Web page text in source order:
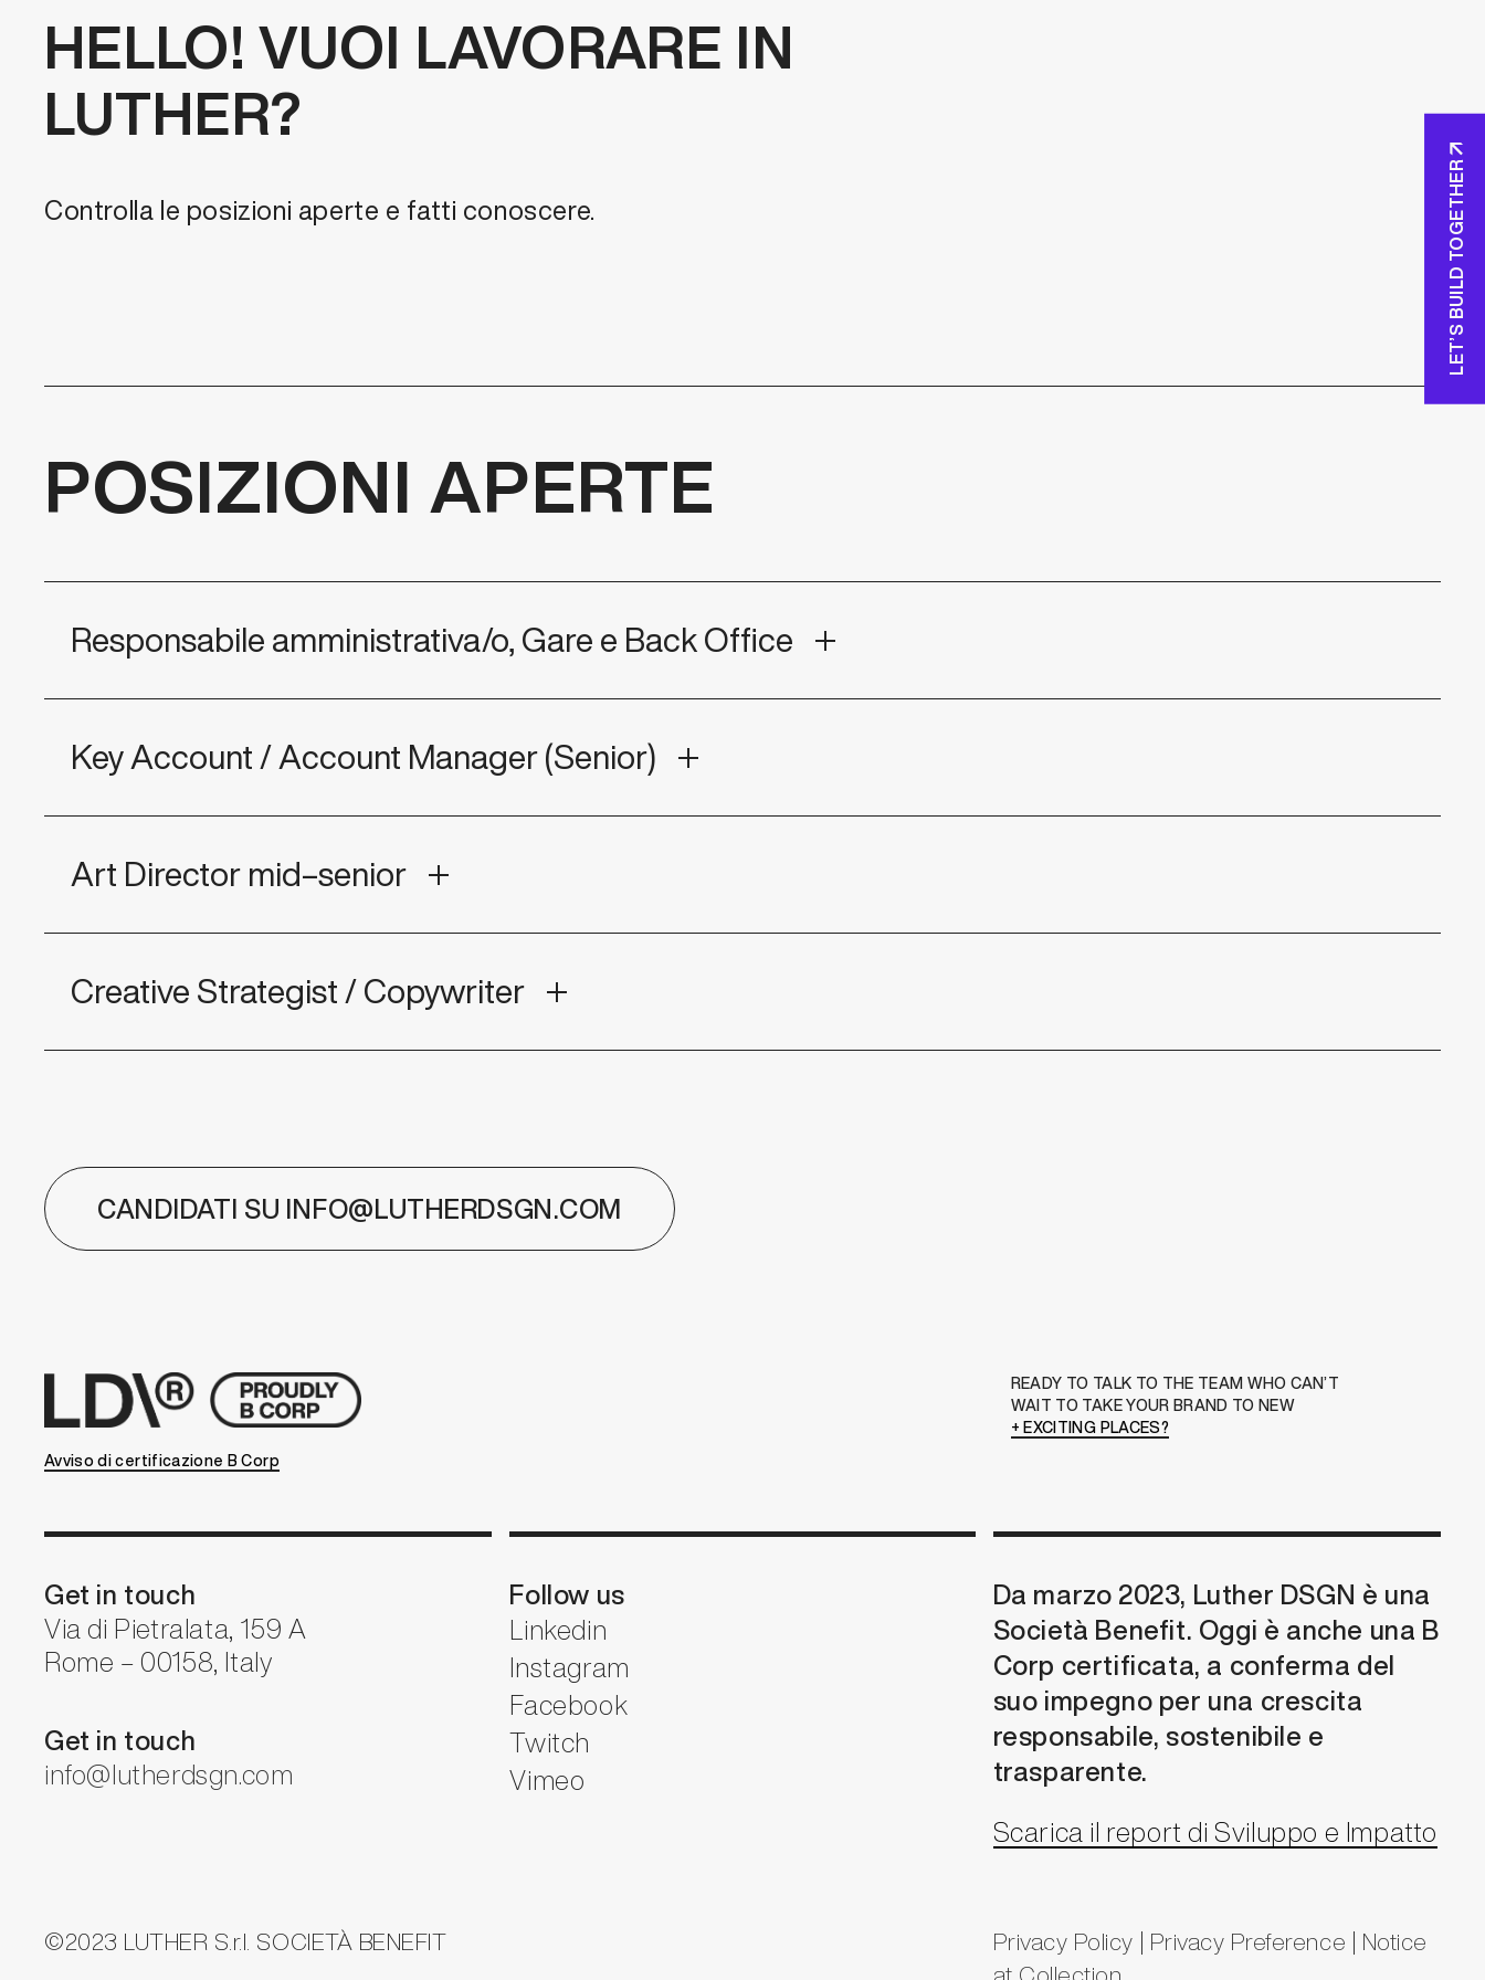
HELLO! VUOI LAVORARE IN
LUTHER?
Controlla le posizioni aperte e fatti conoscere.
POSIZIONI APERTE
Responsabile amministrativa/o, Gare e Back Office
Key Account / Account Manager (Senior)
Art Director mid–senior
Creative Strategist / Copywriter
CANDIDATI SU INFO@LUTHERDSGN.COM
LET’S BUILD TOGETHER
Avviso di certificazione B Corp
READY TO TALK TO THE TEAM WHO CAN’T
WAIT TO TAKE YOUR BRAND TO NEW
+ EXCITING PLACES?
Get in touch
Via di Pietralata, 159 A
Rome – 00158, Italy
Get in touch
info@lutherdsgn.com
Follow us
Linkedin
Instagram
Facebook
Twitch
Vimeo
Da marzo 2023, Luther DSGN è una
Società Benefit. Oggi è anche una B
Corp certificata, a conferma del
suo impegno per una crescita
responsabile, sostenibile e
trasparente.
Scarica il report di Sviluppo e Impatto
©2023 LUTHER S.r.l. SOCIETÀ BENEFIT Privacy Policy Privacy Preference
Notice
at Collection